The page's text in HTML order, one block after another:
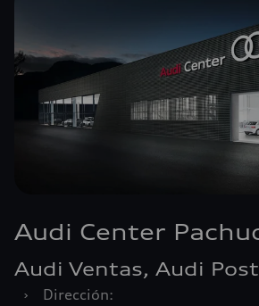
Audi Center
Audi Ventas, Audi
›
Dirección: